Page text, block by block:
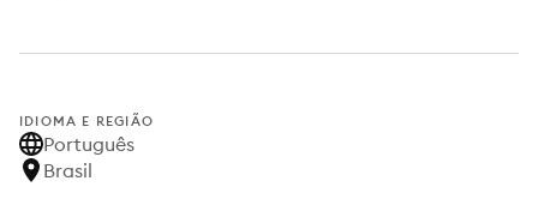
IDIOMA E REGIÃO
Português
Brasil